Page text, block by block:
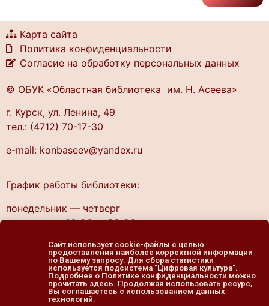
Карта сайта
Политика конфиденциальности
Согласие на обработку персональных данных
© ОБУК «Областная библиотека им. Н. Асеева»
г. Курск, ул. Ленина, 49
тел.: (4712) 70-17-30
e-mail: konbaseev@yandex.ru
График работы библиотеки:
понедельник — четверг
10.00 — 20.00
cуббота, воскресенье
11.00 — 19.00
Сайт использует cookie-файлы с целью
предоставления наиболее корректной информации
по Вашему запросу. Для сбора статистики
используется подсистема "Цифровая культура".
Подробнее о Политике конфиденциальности можно
прочитать здесь. Продолжая использовать ресурс,
Вы соглашаетесь с использованием данных
технологий.